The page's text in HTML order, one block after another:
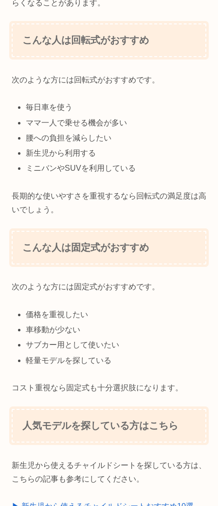
らくなることがあります。
こんな人は回転式がおすすめ
次のような方には回転式がおすすめです。
毎日車を使う
ママ一人で乗せる機会が多い
腰への負担を減らしたい
新生児から利用する
ミニバンやSUVを利用している
長期的な使いやすさを重視するなら回転式の満足度は高
いでしょう。
こんな人は固定式がおすすめ
次のような方には固定式がおすすめです。
価格を重視したい
車移動が少ない
サブカー用として使いたい
軽量モデルを探している
コスト重視なら固定式も十分選択肢になります。
人気モデルを探している方はこちら
新生児から使えるチャイルドシートを探している方は、
こちらの記事も参考にしてください。